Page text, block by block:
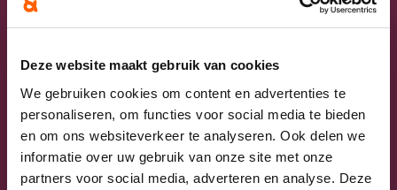
Deze website maakt gebruik van cookies
We gebruiken cookies om content en advertenties te
personaliseren, om functies voor social media te bieden
en om ons websiteverkeer te analyseren. Ook delen we
informatie over uw gebruik van onze site met onze
partners voor social media, adverteren en analyse. Deze
Postcode
Ja, ik aanvaard de privacyvoorwaarden.
Klikhierom de privacyvoorwaarden te raadplegen